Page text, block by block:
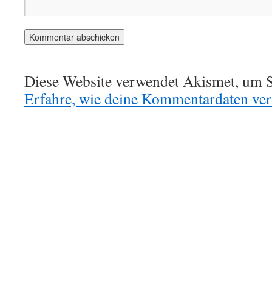
Diese Website verwendet Akismet, um
Erfahre, wie deine Kommentardaten